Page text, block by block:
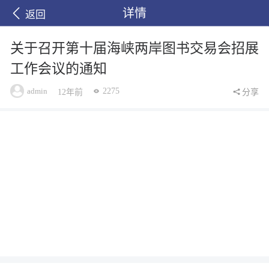
返回 详情
关于召开第十届海峡两岸图书交易会招展
工作会议的通知
admin 12年前 2275 分享